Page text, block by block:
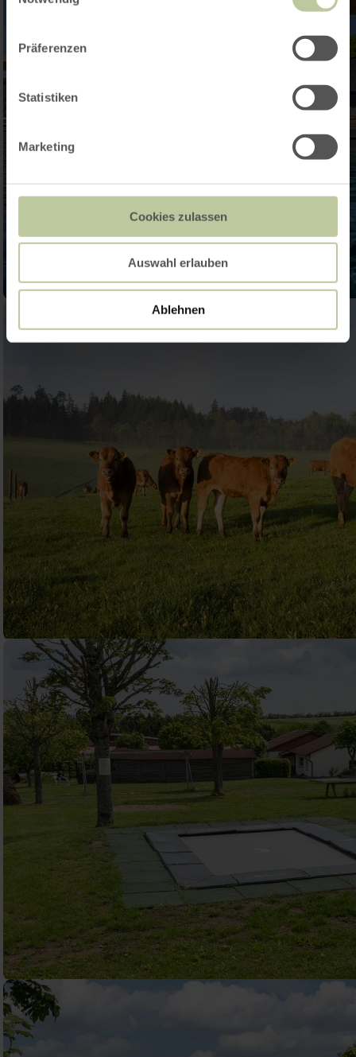
Präferenzen
Statistiken
Marketing
Cookies zulassen
Auswahl erlauben
Ablehnen